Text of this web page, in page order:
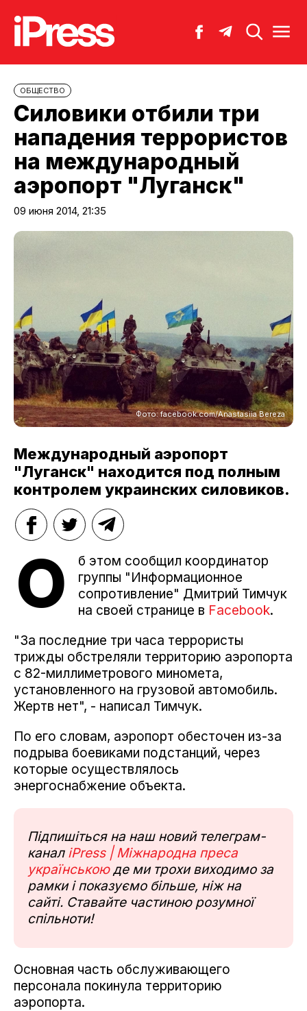
ОБЩЕСТВО
Силовики отбили три
нападения террористов
на международный
аэропорт "Луганск"
09 июня 2014, 21:35
Фото: facebook.com/Anastasiia Bereza
Международный аэропорт
"Луганск" находится под полным
контролем украинских силовиков.
О
б этом сообщил координатор
группы "Информационное
сопротивление" Дмитрий Тимчук
на своей странице в Facebook.
"За последние три часа террористы
трижды обстреляли территорию аэропорта
с 82-миллиметрового миномета,
установленного на грузовой автомобиль.
Жертв нет", - написал Тимчук.
По его словам, аэропорт обесточен из-за
подрыва боевиками подстанций, через
которые осуществлялось
энергоснабжение объекта.
Підпишіться на наш новий телеграм-
канал iPress | Міжнародна преса
українськоюде ми трохи виходимо за
рамки і показуємо більше, ніж на
сайті. Ставайте частиною розумної
спільноти!
Основная часть обслуживающего
персонала покинула территорию
аэропорта.